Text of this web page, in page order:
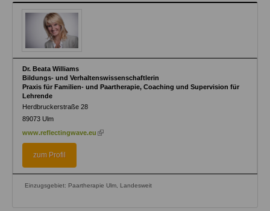
Dr. Beata Williams
Bildungs- und Verhaltenswissenschaftlerin
Praxis für Familien- und Paartherapie, Coaching und Supervision für
Lehrende
Herdbruckerstraße 28
89073 Ulm
www.reflectingwave.eu (link
zum Profil
Einzugsgebiet: Paartherapie Ulm, Landesweit